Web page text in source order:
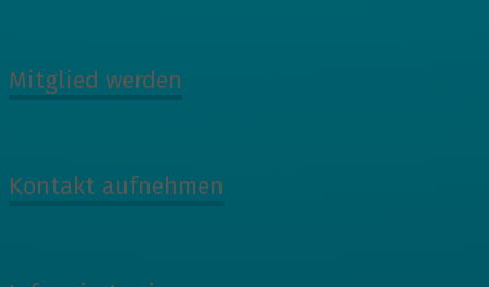
Mitglied werden
Kontakt aufnehmen